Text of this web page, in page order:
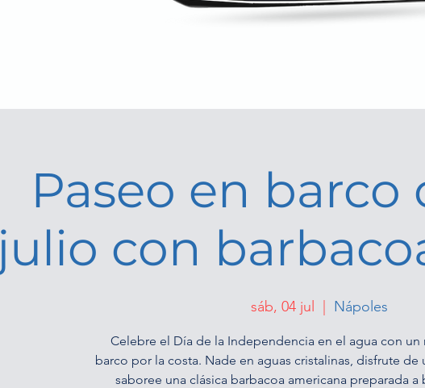
Paseo en barco
julio con
sáb, 04 jul Nápoles
Celebre el Día de la Independencia en el agua con un
barco por la costa. Nade en aguas cristalinas, disfrute de
saboree una clásica barbacoa americana preparada a